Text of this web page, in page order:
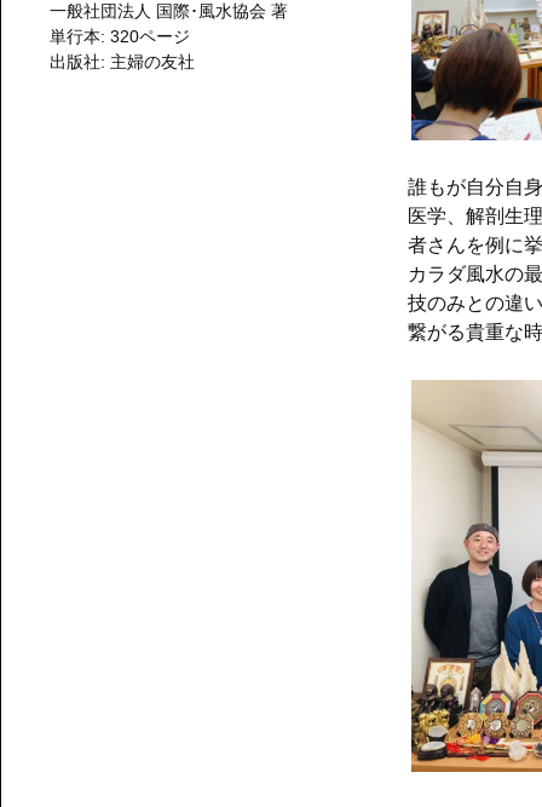
一般社団法人 国際･風水協会 著
単行本: 320ページ
出版社: 主婦の友社
誰もが自分自
医学、解剖生
者さんを例に
カラダ風水の
技のみとの違
繋がる貴重な